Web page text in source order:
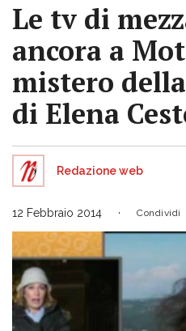
Le tv di
ancora a
mistero
di Elena
Redazione web
12 Febbraio 2014 Condividi